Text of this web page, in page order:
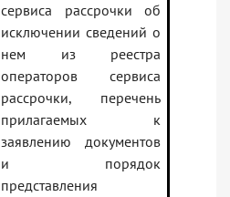
сервиса рассрочки об
исключении сведений о
нем из реестра
операторов сервиса
рассрочки, перечень
прилагаемых к
заявлению документов
и порядок
представления